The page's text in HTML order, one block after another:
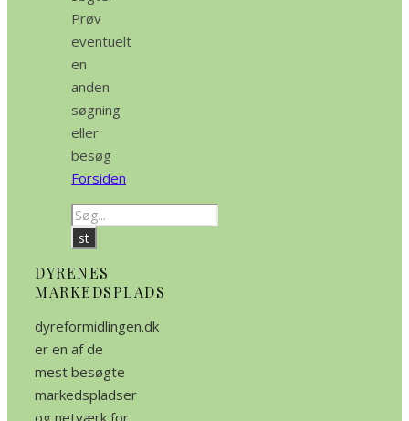
Prøv
eventuelt
en
anden
søgning
eller
besøg
Forsiden
DYRENES
MARKEDSPLADS
dyreformidlingen.dk
er en af de
mest besøgte
markedspladser